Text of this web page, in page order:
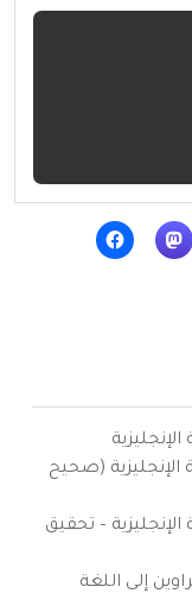
الإنجليزية (صحيح
– تحقيق
إلى اللغة